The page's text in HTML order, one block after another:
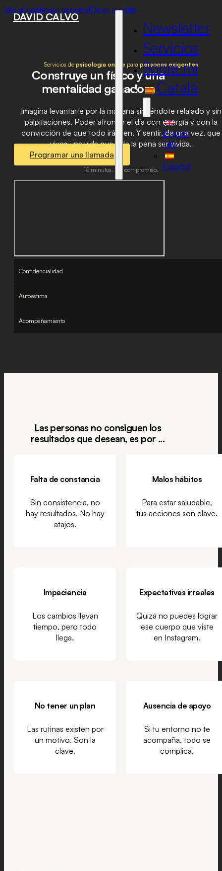
Vés al contingut principalOmet la visita
DAVID CALVO
Newsletter
Servicios
Sobre mi
Català
English
(UK)
Español
Servicios de psicología online para personas exigentes
Construye un físico y una
mentalidad ganadora
Imagina levantarte por la mañana sintiéndote relajado y sin
palpitaciones. Poder afrontar el día con energía y con la
convicción de que todo irá bien. Y sentir, de una vez, que
vives una vida que vale la pena ser vivida.
Programar una llamada
15 minutos. Sin compromiso.
Confidencialidad
Autoestima
Acompañamiento
Las personas no consiguen los
resultados que desean, es por ...
Falta de constancia
Sin consistencia, no
hay resultados. No hay
atajos.
Malos hábitos
Para estar saludable,
tus acciones son clave.
Impaciencia
Los cambios llevan
tiempo, pero todo
llega.
Expectativas irreales
Quizá no puedes lograr
ese cuerpo que viste
en Instagram.
No tener un plan
Las rutinas existen por
un motivo. Son la
clave.
Ausencia de apoyo
Si tu entorno no te
acompaña, todo se
complica.